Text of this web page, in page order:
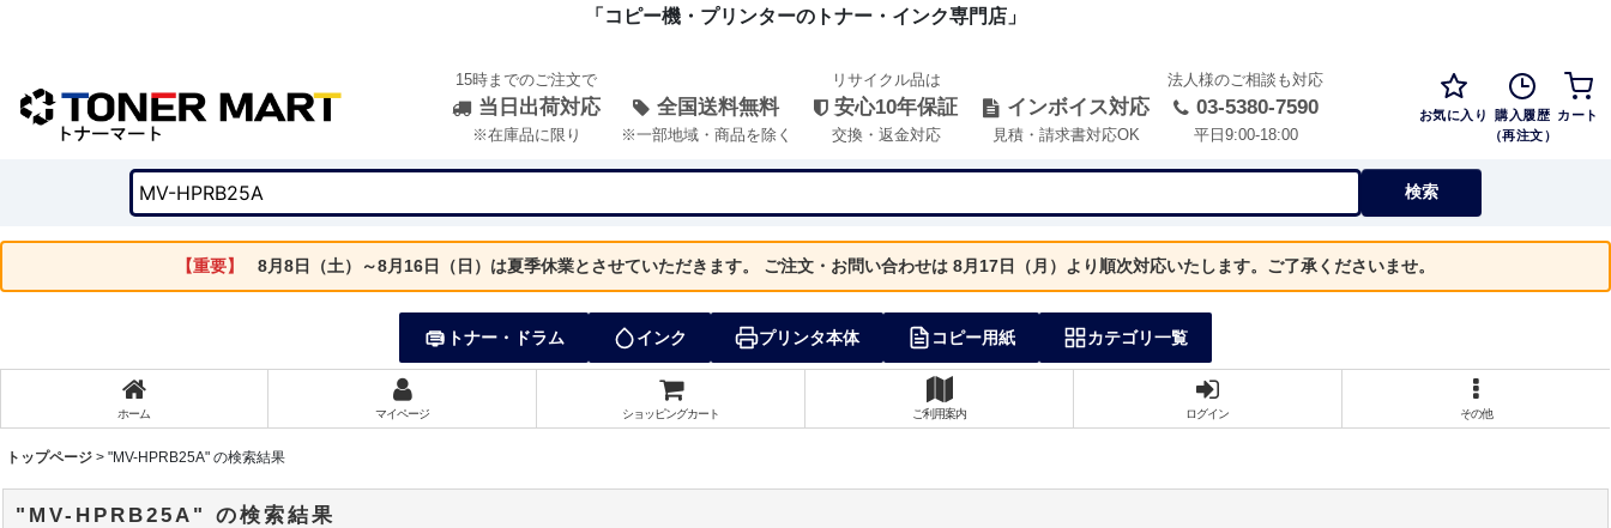
「コピー機・プリンターのトナー・インク専門店」
15時までのご注文で
当日出荷対応
※在庫品に限り
全国送料無料
※一部地域・商品を除く
リサイクル品は
安心10年保証
交換・返金対応
インボイス対応
見積・請求書対応OK
法人様のご相談も対応
03-5380-7590
平日9:00-18:00
お気に入り 購入履歴
（再注文）
カート
検索
【重要】 8月8日（土）～8月16日（日）は夏季休業とさせていただきます。 ご注文・お問い合わせは 8月17日（月）より順次対応いたします。ご了承くださいませ。
トナー・ドラム インク プリンタ本体 コピー用紙 カテゴリ一覧
ホーム マイページ ショッピングカート ご利用案内 ログイン その他
トップページ > "MV-HPRB25A" の検索結果
"MV-HPRB25A" の検索結果